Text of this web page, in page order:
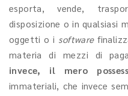
esporta, vende,
disposizione o in qualsiasi
oggetti o i software
materia di mezzi di
invece, il mero
immateriali, che invece